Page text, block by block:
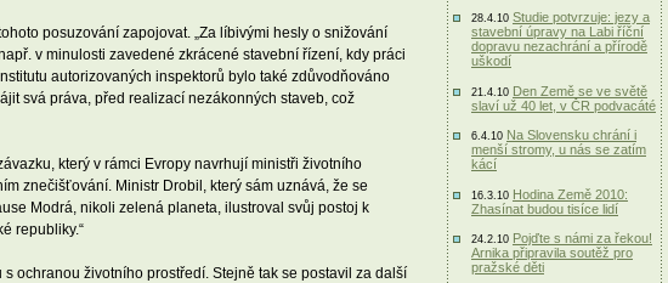
posuzování zapojovat. „Za líbivými hesly o snižování
v minulosti zavedené zkrácené stavební řízení, kdy práci
autorizovaných inspektorů bylo také zdůvodňováno
svá práva, před realizací nezákonných staveb, což
který v rámci Evropy navrhují ministři životního
znečišťování. Ministr Drobil, který sám uznává, že se
Modrá, nikoli zelená planeta, ilustroval svůj postoj k
republiky.“
ochranou životního prostředí. Stejně tak se postavil za další
28.4.10 Studie potvrzuje: jezy a
stavební úpravy na Labi říční
dopravu nezachrání a přírodě
uškodí
21.4.10 Den Země se ve světě
slaví už 40 let, v ČR podvacáté
6.4.10 Na Slovensku chrání i
menší stromy, u nás se zatím
kácí
16.3.10 Hodina Země 2010:
Zhasínat budou tisíce lidí
24.2.10 Pojďte s námi za řekou!
Arnika připravila soutěž pro
pražské děti